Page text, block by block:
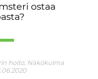
ostaa
hoito, Näkökulma